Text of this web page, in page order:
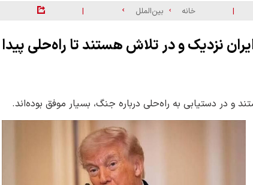
| خانه بین‌الملل |
نزدیک و در تلاش هستند تا راه‌حلی پیدا
و در دستیابی به راه‌حلی درباره جنگ، بسیار موفق بوده‌اند.